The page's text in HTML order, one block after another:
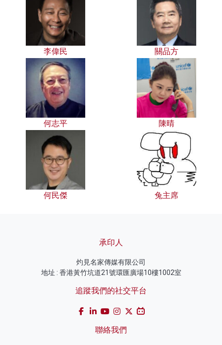
李偉民 關品方
何志平 陳晴
何民傑 兔主席
承印人
灼見名家傳媒有限公司
地址 : 香港黃竹坑道21號環匯廣場10樓1002室
追蹤我們的社交平台
聯絡我們